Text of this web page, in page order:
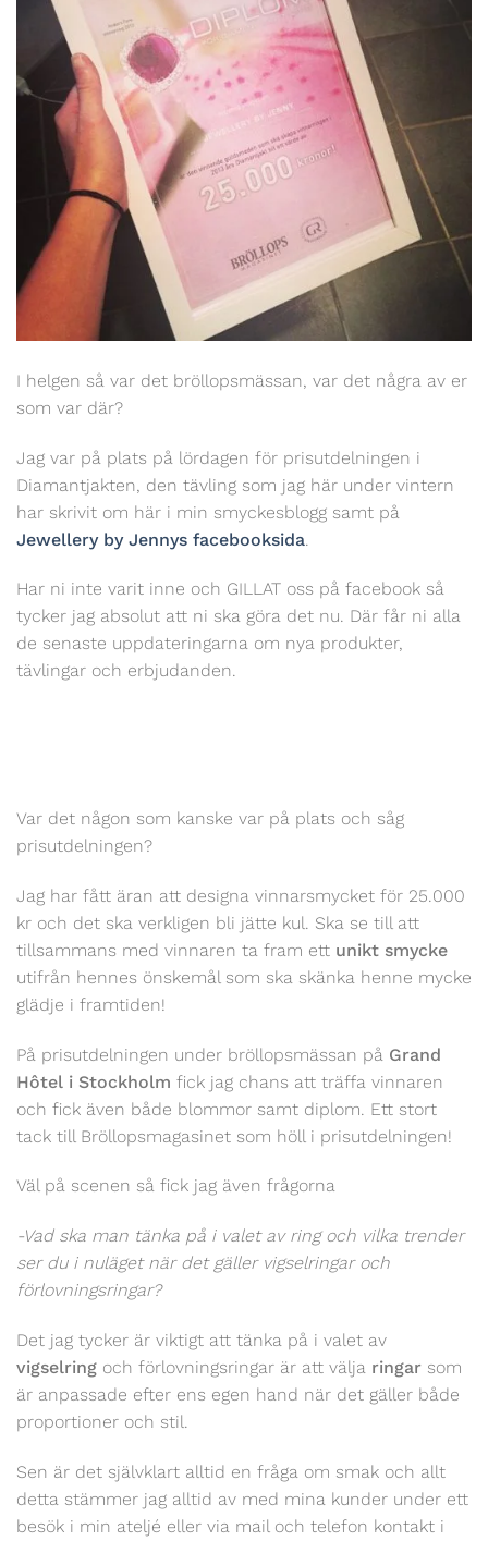
I helgen så var det bröllopsmässan, var det några av er
som var där?
Jag var på plats på lördagen för prisutdelningen i
Diamantjakten, den tävling som jag här under vintern
har skrivit om här i min smyckesblogg samt på
Jewellery by Jennys facebooksida.
Har ni inte varit inne och GILLAT oss på facebook så
tycker jag absolut att ni ska göra det nu. Där får ni alla
de senaste uppdateringarna om nya produkter,
tävlingar och erbjudanden.
Var det någon som kanske var på plats och såg
prisutdelningen?
Jag har fått äran att designa vinnarsmycket för 25.000
kr och det ska verkligen bli jätte kul. Ska se till att
tillsammans med vinnaren ta fram ett unikt smycke
utifrån hennes önskemål som ska skänka henne mycke
glädje i framtiden!
På prisutdelningen under bröllopsmässan på Grand
Hôtel i Stockholm fick jag chans att träffa vinnaren
och fick även både blommor samt diplom. Ett stort
tack till Bröllopsmagasinet som höll i prisutdelningen!
Väl på scenen så fick jag även frågorna
-Vad ska man tänka på i valet av ring och vilka trender
ser du i nuläget när det gäller vigselringar och
förlovningsringar?
Det jag tycker är viktigt att tänka på i valet av
vigselring och förlovningsringar är att välja ringar som
är anpassade efter ens egen hand när det gäller både
proportioner och stil.
Sen är det självklart alltid en fråga om smak och allt
detta stämmer jag alltid av med mina kunder under ett
besök i min ateljé eller via mail och telefon kontakt i